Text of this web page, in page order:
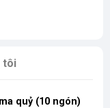
tôi
quỷ (10 ngón)